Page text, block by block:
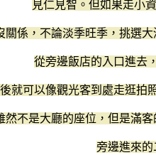
見仁見智。但如果走小
關係，不論淡季旺季，挑選
從旁邊飯店的入口進去
就可以像觀光客到處走逛拍
然不是大廳的座位，但是滿
旁邊進來的